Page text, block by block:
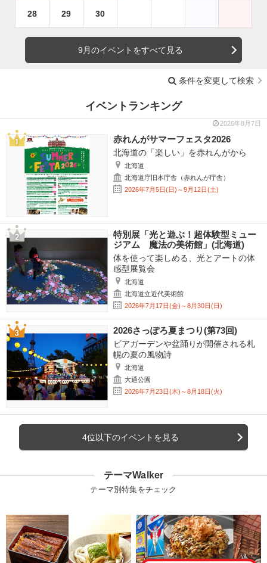
28 29 30
9月のイベントをすべて見る
条件を変更して検索
イベントランキング
2026年8月7日
赤れんがサマーフェスタ2026
北海道の「楽しい」を赤れんがから
北海道
北海道庁旧本庁舎（赤れんが庁舎）
2026年7月5日(日)～9月12日(土)
特別展「光と遊ぶ！超体験型ミュー
ジアム 魔法の美術館」(北海道)
体を使って楽しめる、光とアートの体
感型展覧会
北海道
北海道立近代美術館
2026年7月17日(金)～8月30日(日)
2026さっぽろ夏まつり(第73回)
ビアガーデンや盆踊りが開催される札
幌の夏の風物詩
北海道
大通公園
2026年7月23日(木)～8月18日(火)
4位以下のイベントを見る
テーマWalker
テーマ別特集をチェック